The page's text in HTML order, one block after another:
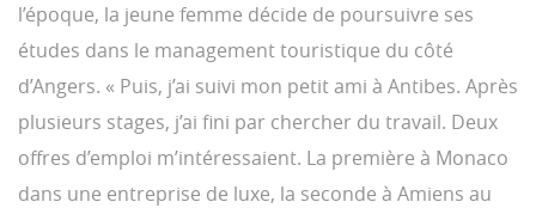
l’époque, la jeune femme décide de poursuivre ses
études dans le management touristique du côté
d’Angers. « Puis, j’ai suivi mon petit ami à Antibes. Après
plusieurs stages, j’ai fini par chercher du travail. Deux
offres d’emploi m’intéressaient. La première à Monaco
dans une entreprise de luxe, la seconde à Amiens au